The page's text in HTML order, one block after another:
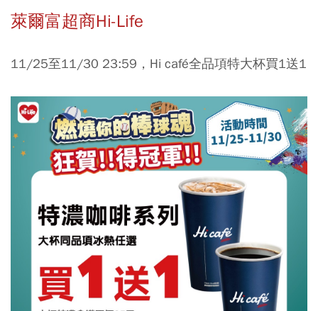
萊爾富超商Hi-Life
11/25至11/30 23:59，Hi café全品項特大杯買1送1